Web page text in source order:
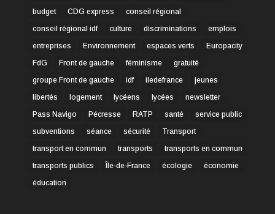
budget
CDG express
conseil régional
conseil régional idf
culture discriminations
emplois
entreprises
Environnement espaces verts
Europacity
FdG
Front de gauche féminisme
gratuité
groupe Front de gauche
idf iledefrance
jeunes
libertés
logement lycéens lycées
newsletter
Pass Navigo
Pécresse RATP santé
service public
subventions
séance sécurité
Transport
transport en commun
transports
transports en commun
transports publics
Île-de-France écologie
économie
éducation